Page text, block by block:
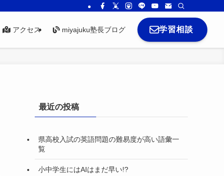
アクセス miyajuku塾長ブログ 学習相談
最近の投稿
県高校入試の英語問題の難易度が高い語彙一
覧
小中学生にはAIはまだ早い!?